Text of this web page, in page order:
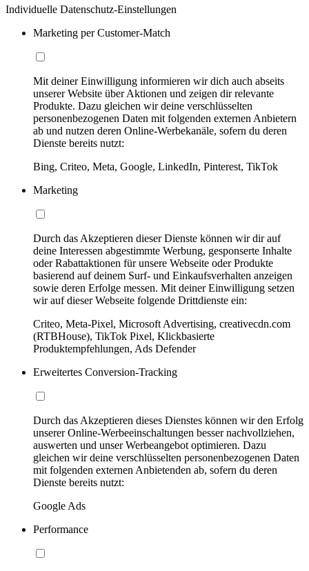
Individuelle Datenschutz-Einstellungen
Marketing per Customer-Match
Mit deiner Einwilligung informieren wir dich auch abseits
unserer Website über Aktionen und zeigen dir relevante
Produkte. Dazu gleichen wir deine verschlüsselten
personenbezogenen Daten mit folgenden externen Anbietern
ab und nutzen deren Online-Werbekanäle, sofern du deren
Dienste bereits nutzt:
Bing, Criteo, Meta, Google, LinkedIn, Pinterest, TikTok
Marketing
Durch das Akzeptieren dieser Dienste können wir dir auf
deine Interessen abgestimmte Werbung, gesponserte Inhalte
oder Rabattaktionen für unsere Webseite oder Produkte
basierend auf deinem Surf- und Einkaufsverhalten anzeigen
sowie deren Erfolge messen. Mit deiner Einwilligung setzen
wir auf dieser Webseite folgende Drittdienste ein:
Criteo, Meta-Pixel, Microsoft Advertising, creativecdn.com
(RTBHouse), TikTok Pixel, Klickbasierte
Produktempfehlungen, Ads Defender
Erweitertes Conversion-Tracking
Durch das Akzeptieren dieses Dienstes können wir den Erfolg
unserer Online-Werbeeinschaltungen besser nachvollziehen,
auswerten und unser Werbeangebot optimieren. Dazu
gleichen wir deine verschlüsselten personenbezogenen Daten
mit folgenden externen Anbietenden ab, sofern du deren
Dienste bereits nutzt:
Google Ads
Performance